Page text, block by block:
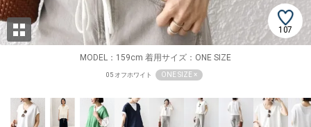
107
MODEL：159cm 着用サイズ：ONE SIZE
05 オフホワイト ONE SIZE ×